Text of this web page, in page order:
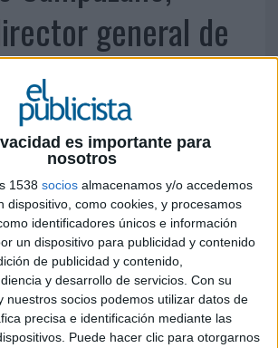
es importante para
nosotros
1538 socios almacenamos y/o accedemos
dispositivo, como cookies, y procesamos
identificadores únicos e información
un dispositivo para publicidad y contenido
de publicidad y contenido,
y desarrollo de servicios. Con su
nuestros socios podemos utilizar datos de
precisa e identificación mediante las
Puede hacer clic para otorgarnos
general de
Iberia
DE 2011
de facturación alcanzados han
sido nombrado director general de Citrix Systems Iberia.
a la compañía en el año 2007, Campuzano ha
en el área de networking, pasando en 2010 a liderar el
en España y Portugal. Su experiencia, los
alcanzados como director de ventas, así como el nivel de
han sido claves para su promoción.
de experiencia profesional en compañías del sector TI